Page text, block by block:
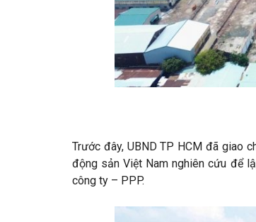
Trước đây, UBND TP HCM đã giao
động sản Việt Nam nghiên cứu để
công ty – PPP.